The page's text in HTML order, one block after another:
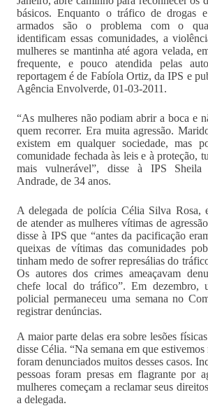
básicos. Enquanto o tráfico de drogas
armados são o problema com o
identificam essas comunidades, a
mulheres se mantinha até agora velada,
frequente, e pouco atendida pelas
reportagem é de Fabíola Ortiz, da IPS e
Agência Envolverde, 01-03-2011.
“As mulheres não podiam abrir a boca e
quem recorrer. Era muita agressão.
existem em qualquer sociedade, mas
comunidade fechada às leis e à proteção,
mais vulnerável”, disse à IPS Sheila
Andrade, de 34 anos.
A delegada de polícia Célia Silva Rosa,
de atender as mulheres vítimas de
disse à IPS que “antes da pacificação
queixas de vítimas das comunidades
tinham medo de sofrer represálias do
Os autores dos crimes ameaçavam
chefe local do tráfico”. Em dezembro,
policial permaneceu uma semana no
registrar denúncias.
A maior parte delas era sobre lesões físicas
disse Célia. “Na semana em que estivemos
foram denunciados muitos desses casos.
pessoas foram presas em flagrante por
mulheres começam a reclamar seus
a delegada.